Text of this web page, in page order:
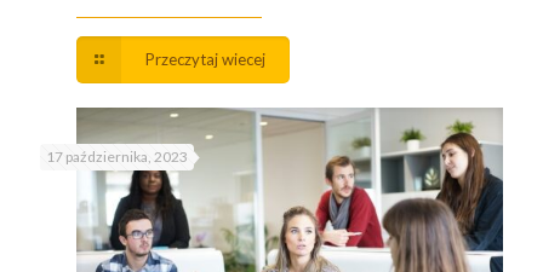
Przeczytaj wiecej
17 października, 2023